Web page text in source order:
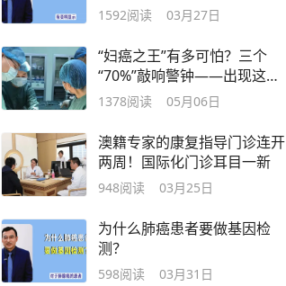
1592阅读 03月27日
“妇癌之王”有多可怕？三个
“70%”敲响警钟——出现这些
信号，绝非“发胖”那么简单！
1378阅读 05月06日
澳籍专家的康复指导门诊连开
两周！国际化门诊耳目一新
948阅读 03月25日
为什么肺癌患者要做基因检
测？
598阅读 03月31日